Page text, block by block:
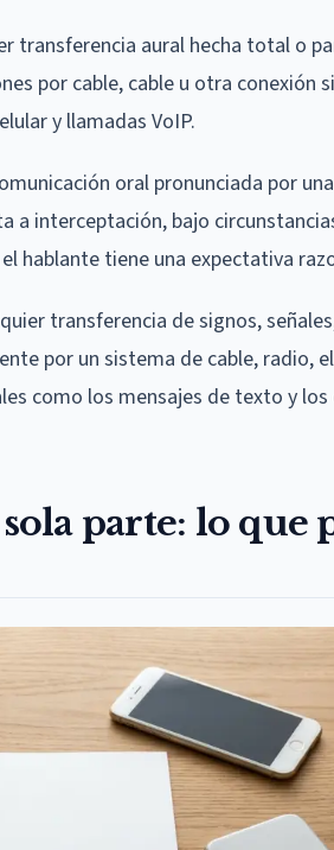
transferencia aural hecha total o
por cable, cable u otra conexión
y llamadas VoIP.
oral pronunciada por
a interceptación, bajo
hablante tiene una expectativa
transferencia de signos,
por un sistema de cable, radio,
como los mensajes de texto y
parte: lo que